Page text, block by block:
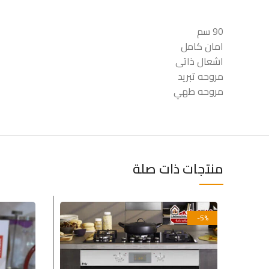
90 سم
امان كامل
اشعال ذاتى
مروحه تبريد
مروحه طهي
منتجات ذات صلة
-5%